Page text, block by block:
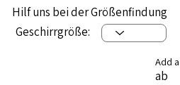
Hilf uns bei der Größenfindung
Geschirrgröße:
Add
ab